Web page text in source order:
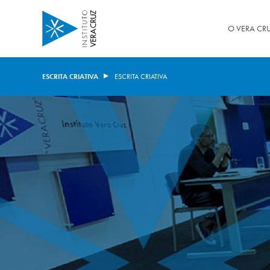
O VERA
Educação Infantil
ESCRITA CRIATIVA ESCRITA CRIATIVA